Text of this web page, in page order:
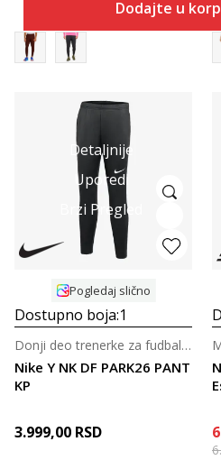
Dodajte u korpu
Detaljnije
Uporedi
Brzi Pregled
Pogledaj slično
Dostupno boja:1
Nike Y NK DF PARK26 PANT
KP
Donji deo trenerke za fudbal za tinejdžere
3.999,00 RSD